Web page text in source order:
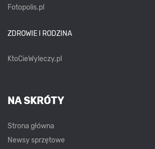
Fotopolis.pl
ZDROWIE I RODZINA
KtoCieWyleczy.pl
NA SKRÓTY
Strona główna
Newsy sprzętowe